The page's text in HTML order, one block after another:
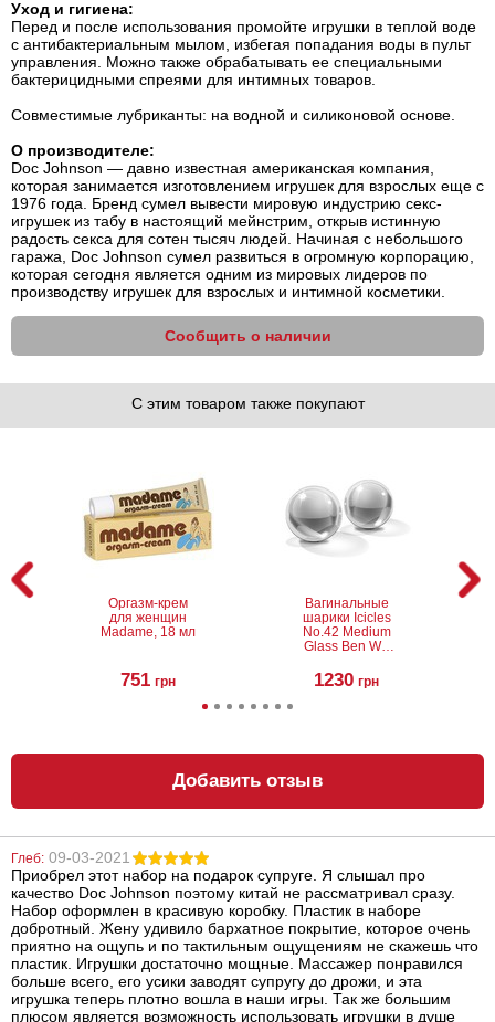
Уход и гигиена:
Перед и после использования промойте игрушки в теплой воде
с антибактериальным мылом, избегая попадания воды в пульт
управления. Можно также обрабатывать ее специальными
бактерицидными спреями для интимных товаров.
Совместимые лубриканты: на водной и силиконовой основе.
О производителе:
Doc Johnson — давно известная американская компания,
которая занимается изготовлением игрушек для взрослых еще с
1976 года. Бренд сумел вывести мировую индустрию секс-
игрушек из табу в настоящий мейнстрим, открыв истинную
радость секса для сотен тысяч людей. Начиная с небольшого
гаража, Doc Johnson сумел развиться в огромную корпорацию,
которая сегодня является одним из мировых лидеров по
производству игрушек для взрослых и интимной косметики.
Сообщить о наличии
С этим товаром также покупают
Оргазм-крем
для женщин
Madame, 18 мл
751 грн
Вагинальные
шарики Icicles
No.42 Medium
Glass Ben Wa
1230 грн
Наручники Furry
Fun Cuffs Purple
580 грн
Метелочка
Tantra Feather
Teaser (Lelo)
2153 грн
Добавить отзыв
Глеб: 09-03-2021
Приобрел этот набор на подарок супруге. Я слышал про
качество Doc Johnson поэтому китай не рассматривал сразу.
Набор оформлен в красивую коробку. Пластик в наборе
добротный. Жену удивило бархатное покрытие, которое очень
приятно на ощупь и по тактильным ощущениям не скажешь что
пластик. Игрушки достаточно мощные. Массажер понравился
больше всего, его усики заводят супругу до дрожи, и эта
игрушка теперь плотно вошла в наши игры. Так же большим
плюсом является возможность использовать игрушки в душе